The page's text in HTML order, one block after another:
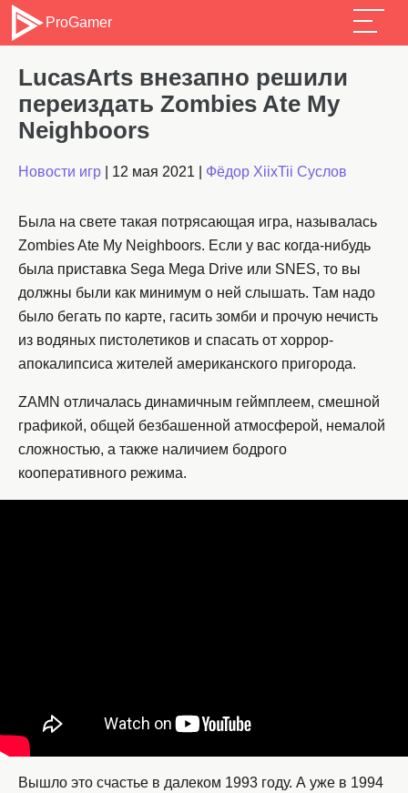
ProGamer
LucasArts внезапно решили
переиздать Zombies Ate My
Neighboors
Новости игр 12 мая 2021 Фёдор XiixTii Суслов
Была на свете такая потрясающая игра, называлась
Zombies Ate My Neighboors. Если у вас когда-нибудь
была приставка Sega Mega Drive или SNES, то вы
должны были как минимум о ней слышать. Там надо
было бегать по карте, гасить зомби и прочую нечисть
из водяных пистолетиков и спасать от хоррор-
апокалипсиса жителей американского пригорода.
ZAMN отличалась динамичным геймплеем, смешной
графикой, общей безбашенной атмосферой, немалой
сложностью, а также наличием бодрого
кооперативного режима.
Вышло это счастье в далеком 1993 году. А уже в 1994